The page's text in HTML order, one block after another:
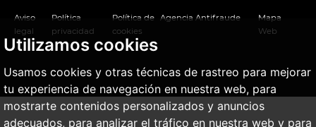
Utilizamos cookies
Usamos cookies y otras técnicas de rastreo para mejorar
tu experiencia de navegación en nuestra web, para
mostrarte contenidos personalizados y anuncios
adecuados, para analizar el tráfico en nuestra web y para
Aviso
legal
Política
privacidad
Política de
cookies
Agencia Antifraude
Mapa
Web